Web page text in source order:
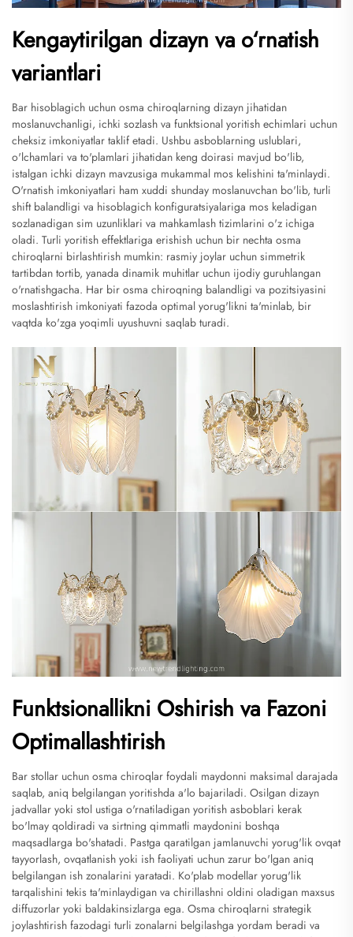
Kengaytirilgan dizayn va o‘rnatish
variantlari
Bar hisoblagich uchun osma chiroqlarning dizayn jihatidan
moslanuvchanligi, ichki sozlash va funktsional yoritish echimlari uchun
cheksiz imkoniyatlar taklif etadi. Ushbu asboblarning uslublari,
o'lchamlari va to'plamlari jihatidan keng doirasi mavjud bo'lib,
istalgan ichki dizayn mavzusiga mukammal mos kelishini ta'minlaydi.
O'rnatish imkoniyatlari ham xuddi shunday moslanuvchan bo'lib, turli
shift balandligi va hisoblagich konfiguratsiyalariga mos keladigan
sozlanadigan sim uzunliklari va mahkamlash tizimlarini o'z ichiga
oladi. Turli yoritish effektlariga erishish uchun bir nechta osma
chiroqlarni birlashtirish mumkin: rasmiy joylar uchun simmetrik
tartibdan tortib, yanada dinamik muhitlar uchun ijodiy guruhlangan
o'rnatishgacha. Har bir osma chiroqning balandligi va pozitsiyasini
moslashtirish imkoniyati fazoda optimal yorug'likni ta'minlab, bir
vaqtda ko'zga yoqimli uyushuvni saqlab turadi.
Funktsionallikni Oshirish va Fazoni
Optimallashtirish
Bar stollar uchun osma chiroqlar foydali maydonni maksimal darajada
saqlab, aniq belgilangan yoritishda a'lo bajariladi. Osilgan dizayn
jadvallar yoki stol ustiga o'rnatiladigan yoritish asboblari kerak
bo'lmay qoldiradi va sirtning qimmatli maydonini boshqa
maqsadlarga bo'shatadi. Pastga qaratilgan jamlanuvchi yorug'lik ovqat
tayyorlash, ovqatlanish yoki ish faoliyati uchun zarur bo'lgan aniq
belgilangan ish zonalarini yaratadi. Ko'plab modellar yorug'lik
tarqalishini tekis ta'minlaydigan va chirillashni oldini oladigan maxsus
diffuzorlar yoki baldakinsizlarga ega. Osma chiroqlarni strategik
joylashtirish fazodagi turli zonalarni belgilashga yordam beradi va